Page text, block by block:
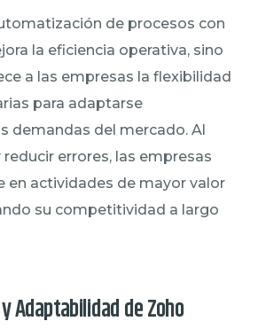
de procesos con
la eficiencia operativa, sino
a las empresas la flexibilidad
para adaptarse
demandas del mercado. Al
reducir errores, las empresas
en actividades de mayor valor
su competitividad a largo
Adaptabilidad de Zoho